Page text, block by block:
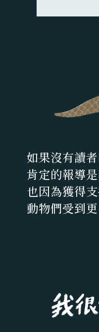
如果沒有讀
肯定的報導
也因為獲得
動物們受到